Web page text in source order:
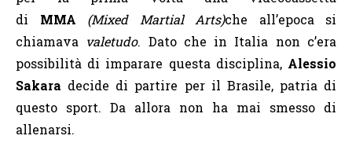
di MMA (Mixed Martial Arts)che all’epoca si
chiamava valetudo. Dato che in Italia non c’era
possibilità di imparare questa disciplina, Alessio
Sakara decide di partire per il Brasile, patria di
questo sport. Da allora non ha mai smesso di
allenarsi.